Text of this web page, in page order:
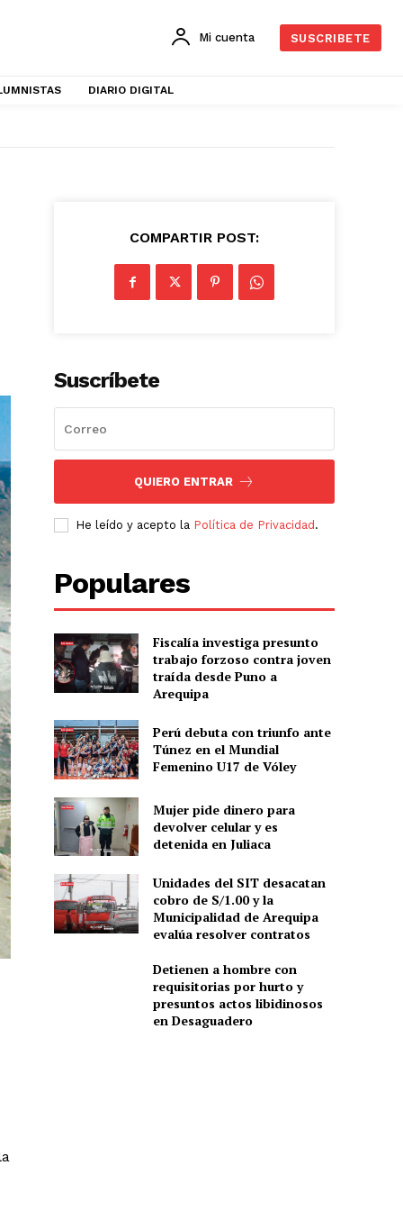
Mi cuenta SUSCRIBETE
DIARIO DIGITAL
COMPARTIR POST:
Suscríbete
QUIERO ENTRAR
He leído y acepto la Política de Privacidad .
Populares
Fiscalía investiga presunto
trabajo forzoso contra joven
traída desde Puno a
Arequipa
Perú debuta con triunfo ante
Túnez en el Mundial
Femenino U17 de Vóley
Mujer pide dinero para
devolver celular y es
detenida en Juliaca
Unidades del SIT desacatan
cobro de S/1.00 y la
Municipalidad de Arequipa
evalúa resolver contratos
Detienen a hombre con
requisitorias por hurto y
presuntos actos libidinosos
en Desaguadero